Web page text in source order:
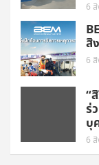
6
สิ
6
“
ร่
บุ
6